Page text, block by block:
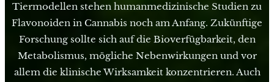
Tiermodellen stehen humanmedizinische Studien zu
Flavonoiden in Cannabis noch am Anfang. Zukünftige
Forschung sollte sich auf die Bioverfügbarkeit, den
Metabolismus, mögliche Nebenwirkungen und vor
allem die klinische Wirksamkeit konzentrieren. Auch